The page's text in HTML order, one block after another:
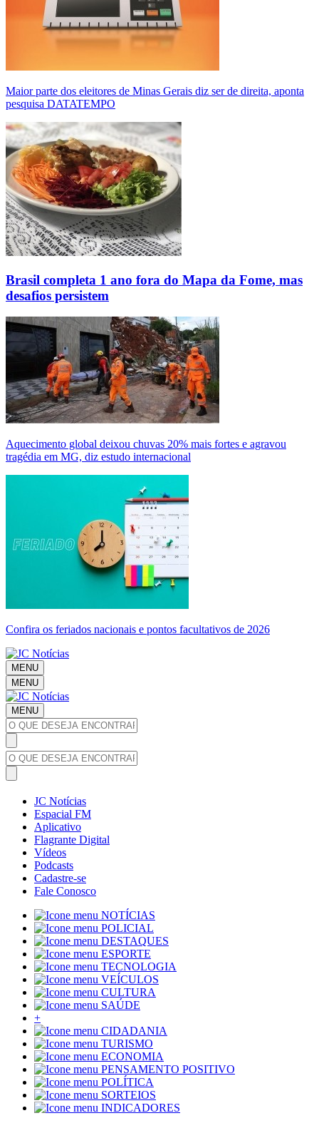
Maior parte dos eleitores de Minas Gerais diz ser de direita, aponta
pesquisa DATATEMPO
Brasil completa 1 ano fora do Mapa da Fome, mas
desafios persistem
Aquecimento global deixou chuvas 20% mais fortes e agravou
tragédia em MG, diz estudo internacional
Confira os feriados nacionais e pontos facultativos de 2026
MENU
MENU
MENU
JC Notícias
Espacial FM
Aplicativo
Flagrante Digital
Vídeos
Podcasts
Cadastre-se
Fale Conosco
NOTÍCIAS
POLICIAL
DESTAQUES
ESPORTE
TECNOLOGIA
VEÍCULOS
CULTURA
SAÚDE
+
CIDADANIA
TURISMO
ECONOMIA
PENSAMENTO POSITIVO
POLÍTICA
SORTEIOS
INDICADORES